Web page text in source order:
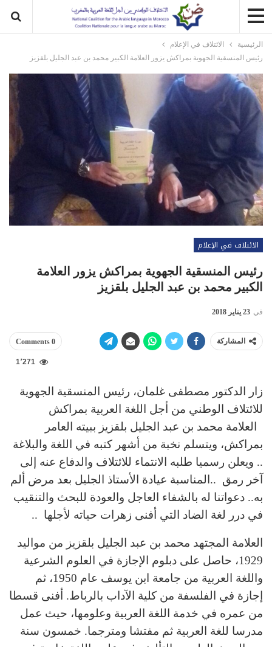
الرئيسية
الائتلاف في الإعلام
رئيس المنسقية الجهوية بمراكش يزور العلامة الكبير محمد بن عبد الجليل بلقزيز
الائتلاف في الإعلام
رئيس المنسقية الجهوية بمراكش يزور العلامة
الكبير محمد بن عبد الجليل بلقزيز
في 23 يناير 2018
المشاركة 0 Comments
1٬271
زار الدكتور مصطفى غلمان، رئيس المنسقية الجهوية
للائتلاف الوطني من أجل اللغة العربية بمراكش
العلامة محمد بن عبد الجليل بلقزيز ببيته العامر
بمراكش، ويتسلم نخبة من أشهر كتبه في اللغة والبلاغة
.. ويعلن رسميا طلبه الانتماء للائتلاف والدفاع عنه إلى
آخر رمق ..المناسبة عيادة الأستاذ الجليل بعد مرض ألم
به.. دعواتنا له بالشفاء العاجل والعودة للبحث والتنقيب
في درر لغة الضاد التي أفنى زهرات حياته لأجلها ..
العلامة المجتهد محمد بن عبد الجليل بلقزيز من مواليد
1929، حاصل على دبلوم الإجازة في العلوم الشرعية
واللغة العربية من جامعة ابن يوسف عام 1950، ثم
إجازة في الفلسفة من كلية الآداب بالرباط. أفنى قسطا
من عمره في خدمة اللغة العربية وعلومها، حيث عمل
مدرسا للغة العربية ثم مفتشا ومترجما. خمسون سنة